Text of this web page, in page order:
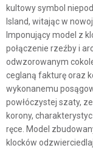
kultowy symbol
Island, witając w
Imponujący model z
połączenie rzeźby i
odwzorowanym
ceglaną fakturę oraz
wykonanemu
powłóczystej szaty,
korony,
ręce. Model
klocków